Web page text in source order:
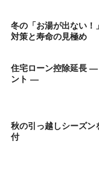
冬の「お湯が出ない
対策と寿命の見極め
住宅ローン控除延長
ント ―
秋の引っ越しシーズン
付